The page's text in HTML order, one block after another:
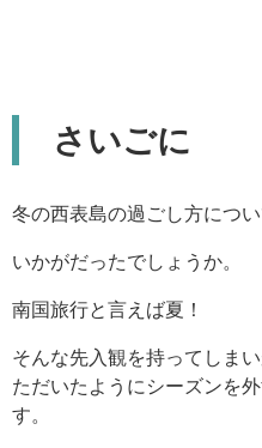
さいごに
冬の西表島の過ごし方につ
いかがだったでしょうか。
南国旅行と言えば夏！
そんな先入観を持ってしま
ただいたようにシーズンを
す。